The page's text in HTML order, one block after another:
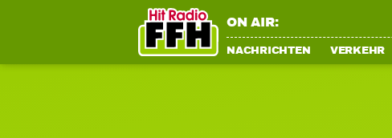
ON AIR:
NACHRICHTEN VERKEHR